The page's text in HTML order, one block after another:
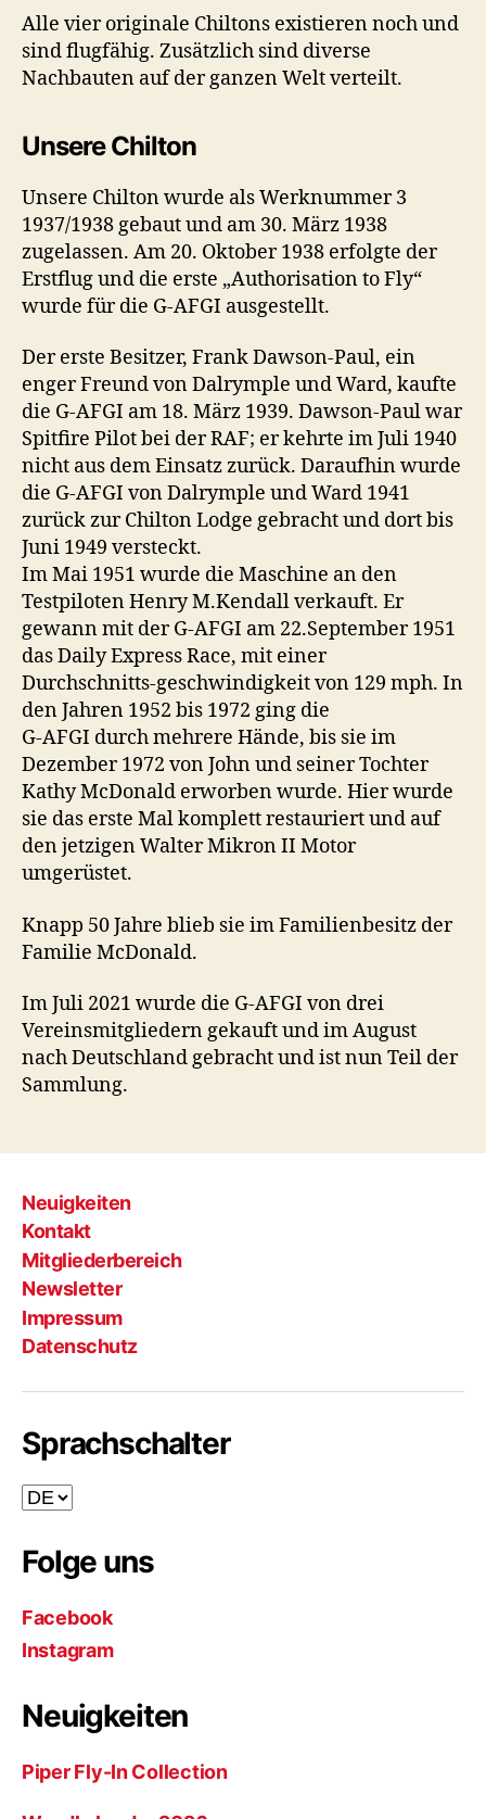
Alle vier originale Chiltons existieren noch und
sind flugfähig. Zusätzlich sind diverse
Nachbauten auf der ganzen Welt verteilt.
Unsere Chilton
Unsere Chilton wurde als Werknummer 3
1937/1938 gebaut und am 30. März 1938
zugelassen. Am 20. Oktober 1938 erfolgte der
Erstflug und die erste „Authorisation to Fly“
wurde für die G-AFGI ausgestellt.
Der erste Besitzer, Frank Dawson-Paul, ein
enger Freund von Dalrymple und Ward, kaufte
die G-AFGI am 18. März 1939. Dawson-Paul war
Spitfire Pilot bei der RAF; er kehrte im Juli 1940
nicht aus dem Einsatz zurück. Daraufhin wurde
die G-AFGI von Dalrymple und Ward 1941
zurück zur Chilton Lodge gebracht und dort bis
Juni 1949 versteckt.
Im Mai 1951 wurde die Maschine an den
Testpiloten Henry M.Kendall verkauft. Er
gewann mit der G-AFGI am 22.September 1951
das Daily Express Race, mit einer
Durchschnitts-geschwindigkeit von 129 mph. In
den Jahren 1952 bis 1972 ging die
G-AFGI durch mehrere Hände, bis sie im
Dezember 1972 von John und seiner Tochter
Kathy McDonald erworben wurde. Hier wurde
sie das erste Mal komplett restauriert und auf
den jetzigen Walter Mikron II Motor
umgerüstet.
Knapp 50 Jahre blieb sie im Familienbesitz der
Familie McDonald.
Im Juli 2021 wurde die G-AFGI von drei
Vereinsmitgliedern gekauft und im August
nach Deutschland gebracht und ist nun Teil der
Sammlung.
Neuigkeiten
Kontakt
Mitgliederbereich
Newsletter
Impressum
Datenschutz
Sprachschalter
Sprachschalter
Folge uns
Facebook
Instagram
Neuigkeiten
Piper Fly-In Collection